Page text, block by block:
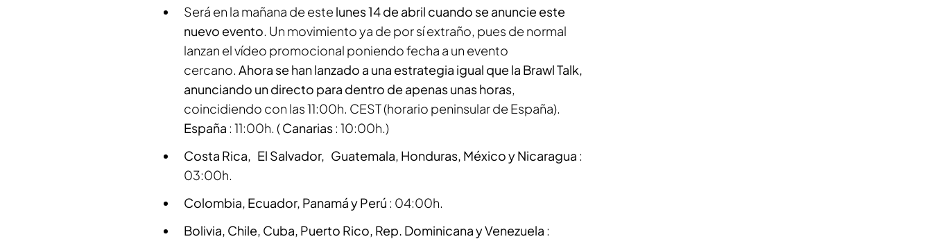
Será en la mañana de este lunes 14 de abril cuando se anuncie este
nuevo evento. Un movimiento ya de por sí extraño, pues de normal
lanzan el vídeo promocional poniendo fecha a un evento
cercano. Ahora se han lanzado a una estrategia igual que la Brawl Talk,
anunciando un directo para dentro de apenas unas horas,
coincidiendo con las 11:00h. CEST (horario peninsular de España).
España : 11:00h. (Canarias: 10:00h.)
Costa Rica, El Salvador, Guatemala, Honduras, México y Nicaragua :
03:00h.
Colombia, Ecuador, Panamá y Perú : 04:00h.
Bolivia, Chile, Cuba, Puerto Rico, Rep. Dominicana y Venezuela :